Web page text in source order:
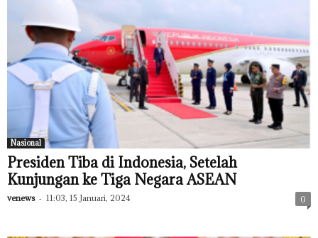
Nasional
Presiden Tiba di Indonesia, Setelah
Kunjungan ke Tiga Negara ASEAN
venews - 11:03, 15 Januari, 2024 0